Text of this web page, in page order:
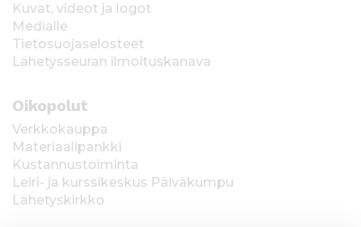
Kuvat, videot ja logot
Medialle
Tietosuojaselosteet
Lähetysseuran ilmoituskanava
Oikopolut
Verkkokauppa
Materiaalipankki
Kustannustoiminta
Leiri- ja kurssikeskus Päiväkumpu
Lähetyskirkko